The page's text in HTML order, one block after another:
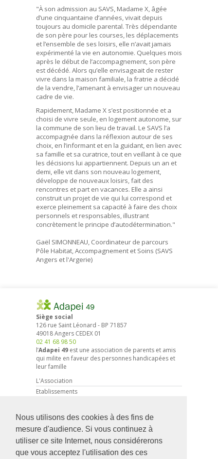
Nous utilisons des cookies à des fins de
mesure d'audience. Si vous continuez à
utiliser ce site Internet, nous considérerons
que vous acceptez l'utilisation des ces
"À son admission au SAVS, Madame X, âgée
d’une cinquantaine d’années, vivait depuis
toujours au domicile parental. Très dépendante
de son père pour les courses, les déplacements
et l’ensemble de ses loisirs, elle n’avait jamais
expérimenté la vie en autonomie. Quelques mois
après le début de l’accompagnement, son père
est décédé. Alors qu’elle envisageait de rester
vivre dans la maison familiale, la fratrie a décidé
de la vendre, l’amenant à envisager un nouveau
cadre de vie.
Rapidement, Madame X s’est positionnée et a
choisi de vivre seule, en logement autonome, sur
la commune de son lieu de travail. Le SAVS l’a
accompagnée dans la réflexion autour de ses
choix, en l’informant et en la guidant, en lien avec
sa famille et sa curatrice, tout en veillant à ce que
les décisions lui appartiennent. Depuis un an et
demi, elle vit dans son nouveau logement,
développe de nouveaux loisirs, fait des
rencontres et part en vacances. Elle a ainsi
construit un projet de vie qui lui correspond et
exerce pleinement sa capacité à faire des choix
personnels et responsables, illustrant
concrètement le principe d’autodétermination."
Gaël SIMONNEAU, Coordinateur de parcours
Pôle Habitat, Accompagnement et Soins (SAVS
Angers et l'Argerie)
Siège social
126 rue Saint Léonard - BP 71857
49018Angers CEDEX 01
02 41 68 98 50
l’Adapei 49 est une association de parents et amis
qui milite en faveur des personnes handicapées et
leur famille
L'Association
Etablissements
Actions associatives
Actualités
Faire un don
Devenir Adhérent